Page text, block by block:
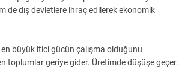
de dış devletlere ihraç edilerek ekonomik
büyük itici gücün çalışma olduğunu
toplumlar geriye gider. Üretimde düşüşe geçer.